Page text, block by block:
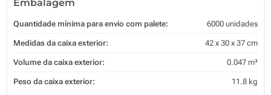
Embalagem
Quantidade mínima para envio com palete: 6000 unidades
Medidas da caixa exterior: 42 x 30 x 37 cm
Volume da caixa exterior: 0.047 m³
Peso da caixa exterior: 11.8 kg